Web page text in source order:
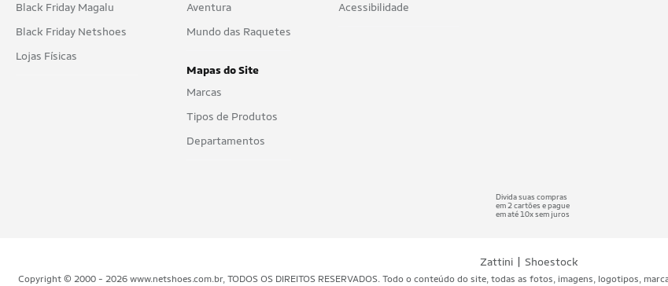
Black Friday Magalu
Black Friday Netshoes
Lojas Físicas
Aventura
Mundo das Raquetes
Mapas do Site
Marcas
Tipos de Produtos
Departamentos
Acessibilidade
Divida suas compras
em 2 cartões e pague
em até 10x sem juros
Zattini | Shoestock
Copyright © 2000 - 2026 www.netshoes.com.br, TODOS OS DIREITOS RESERVADOS. Todo o conteúdo do site, todas as fotos, imagens, logotipos,